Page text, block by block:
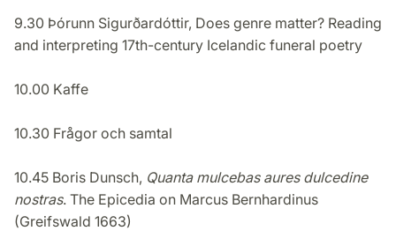
9.30 Þórunn Sigurðardóttir, Does genre matter? Reading
and interpreting 17th-century Icelandic funeral poetry
10.00 Kaffe
10.30 Frågor och samtal
10.45 Boris Dunsch, Quanta mulcebas aures dulcedine
nostras. The Epicedia on Marcus Bernhardinus
(Greifswald 1663)